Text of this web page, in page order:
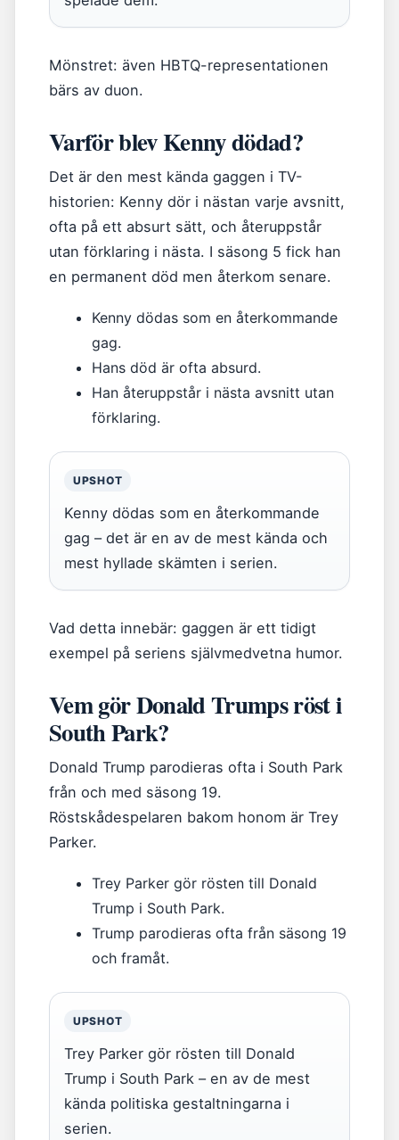
Mönstret: även HBTQ-representationen
bärs av duon.
Varför blev Kenny dödad?
Det är den mest kända gaggen i TV-
historien: Kenny dör i nästan varje avsnitt,
ofta på ett absurt sätt, och återuppstår
utan förklaring i nästa. I säsong 5 fick han
en permanent död men återkom senare.
Kenny dödas som en återkommande
gag.
Hans död är ofta absurd.
Han återuppstår i nästa avsnitt utan
förklaring.
UPSHOT
Kenny dödas som en återkommande
gag – det är en av de mest kända och
mest hyllade skämten i serien.
Vad detta innebär: gaggen är ett tidigt
exempel på seriens självmedvetna humor.
Vem gör Donald Trumps röst i
South Park?
Donald Trump parodieras ofta i South Park
från och med säsong 19.
Röstskådespelaren bakom honom är Trey
Parker.
Trey Parker gör rösten till Donald
Trump i South Park.
Trump parodieras ofta från säsong 19
och framåt.
UPSHOT
Trey Parker gör rösten till Donald
Trump i South Park – en av de mest
kända politiska gestaltningarna i
serien.